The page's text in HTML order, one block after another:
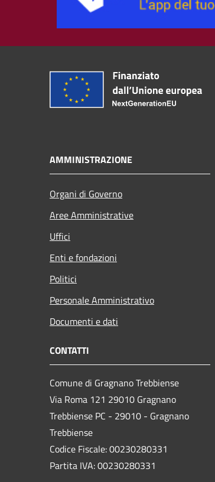
AMMINISTRAZIONE
Organi di Governo
Aree Amministrative
Uffici
Enti e fondazioni
Politici
Personale Amministrativo
Documenti e dati
CONTATTI
Comune di Gragnano Trebbiense
Via Roma 121 29010 Gragnano
Trebbiense PC - 29010 - Gragnano
Trebbiense
Codice Fiscale: 00230280331
Partita IVA: 00230280331